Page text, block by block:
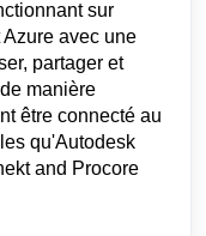
sur
avec une
partager et
manière
être connecté au
qu'Autodesk
and Procore